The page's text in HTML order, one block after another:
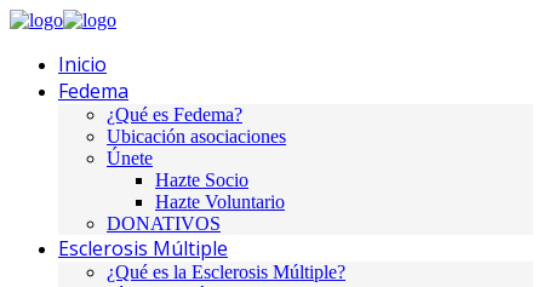
Inicio
Fedema
¿Qué es Fedema?
Ubicación asociaciones
Únete
Hazte Socio
Hazte Voluntario
DONATIVOS
Esclerosis Múltiple
¿Qué es la Esclerosis Múltiple?